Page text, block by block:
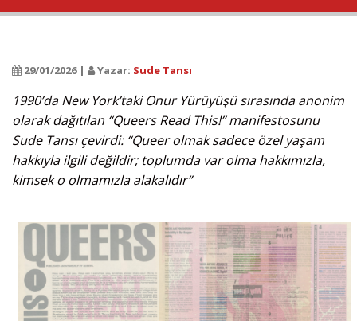
29/01/2026 | Yazar: Sude Tansı
1990’da New York’taki Onur Yürüyüşü sırasında anonim
olarak dağıtılan “Queers Read This!” manifestosunu
Sude Tansı çevirdi: “Queer olmak sadece özel yaşam
hakkıyla ilgili değildir; toplumda var olma hakkımızla,
kimsek o olmamızla alakalıdır”